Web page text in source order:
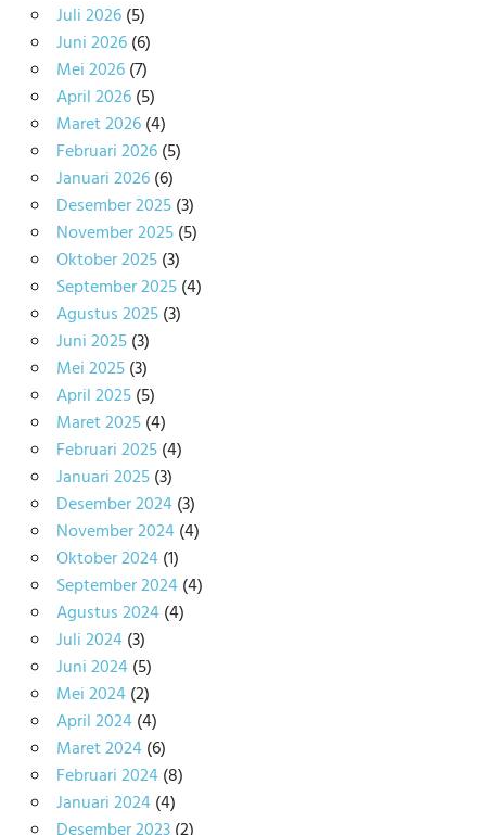
Juli 2026(5)
Juni 2026(6)
Mei 2026(7)
April 2026(5)
Maret 2026(4)
Februari 2026(5)
Januari 2026(6)
Desember 2025(3)
November 2025(5)
Oktober 2025(3)
September 2025(4)
Agustus 2025(3)
Juni 2025(3)
Mei 2025(3)
April 2025(5)
Maret 2025(4)
Februari 2025(4)
Januari 2025(3)
Desember 2024(3)
November 2024(4)
Oktober 2024(1)
September 2024(4)
Agustus 2024(4)
Juli 2024(3)
Juni 2024(5)
Mei 2024(2)
April 2024(4)
Maret 2024(6)
Februari 2024(8)
Januari 2024(4)